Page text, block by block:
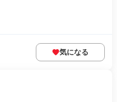
気になる